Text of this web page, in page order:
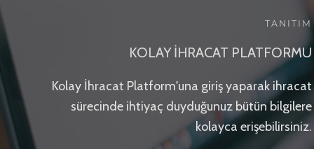
TANITIM
KOLAY İHRACAT PLATFORMU
Kolay İhracat Platform'una giriş yaparak ihracat
sürecinde ihtiyaç duyduğunuz bütün bilgilere
kolayca erişebilirsiniz.